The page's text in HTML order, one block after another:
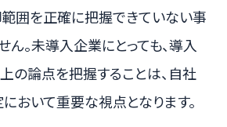
囲を正確に把握できていない事
ん。未導入企業にとっても、導入
の論点を把握することは、自社
おいて重要な視点となります。